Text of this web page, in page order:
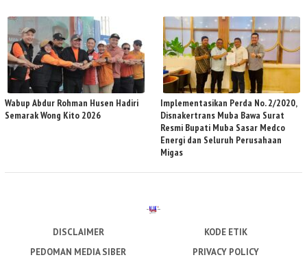
Wabup Abdur Rohman Husen Hadiri
Semarak Wong Kito 2026
Implementasikan Perda No. 2/2020,
Disnakertrans Muba Bawa Surat
Resmi Bupati Muba Sasar Medco
Energi dan Seluruh Perusahaan
Migas
DISCLAIMER
KODE ETIK
PEDOMAN MEDIA SIBER
PRIVACY POLICY